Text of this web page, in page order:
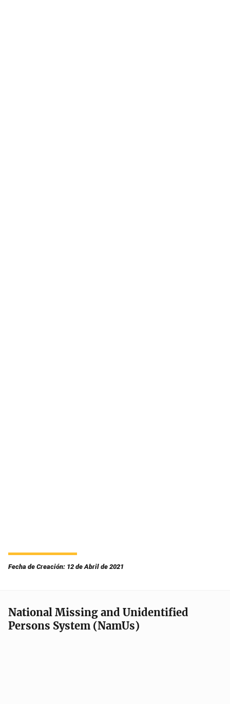
Fecha de Creación: 12 de Abril de 2021
National Missing and Unidentified
Persons System (NamUs)